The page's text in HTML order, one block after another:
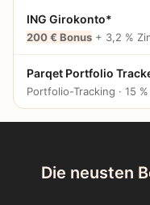
ING Girokonto*
200 € Bonus + 3,2 %
Parqet Portfolio
Portfolio-Tracking · 15
Die neusten